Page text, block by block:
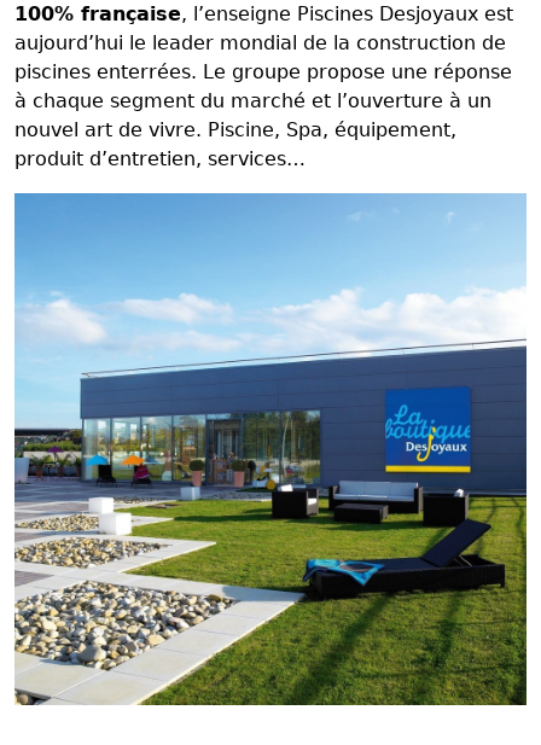
100% française, l’enseigne Piscines Desjoyaux est
aujourd’hui le leader mondial de la construction de
piscines enterrées. Le groupe propose une réponse
à chaque segment du marché et l’ouverture à un
nouvel art de vivre. Piscine, Spa, équipement,
produit d’entretien, services…